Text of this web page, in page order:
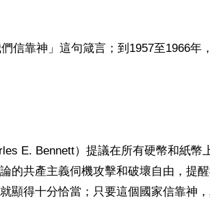
信靠神」這句箴言；到1957至1966年
E. Bennett）提議在所有硬幣和紙幣
的共產主義伺機攻擊和破壞自由，提
顯得十分恰當；只要這個國家信靠神